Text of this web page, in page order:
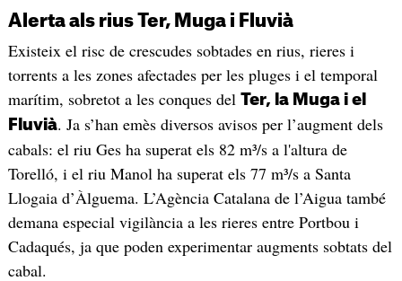
Alerta als rius Ter, Muga i Fluvià
Existeix el risc de crescudes sobtades en rius, rieres i
torrents a les zones afectades per les pluges i el temporal
marítim, sobretot a les conques del Ter, la Muga i el
Fluvià. Ja s’han emès diversos avisos per l’augment dels
cabals: el riu Ges ha superat els 82 m³/s a l'altura de
Torelló, i el riu Manol ha superat els 77 m³/s a Santa
Llogaia d’Àlguema. L’Agència Catalana de l’Aigua també
demana especial vigilància a les rieres entre Portbou i
Cadaqués, ja que poden experimentar augments sobtats del
cabal.